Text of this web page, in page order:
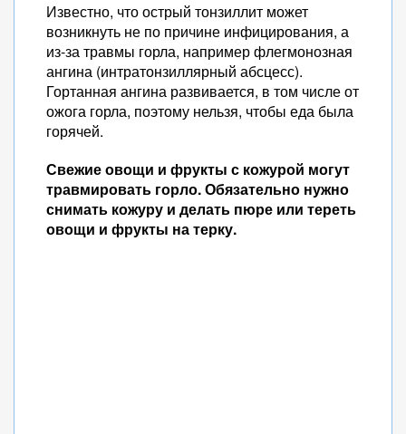
Известно, что острый тонзиллит может
возникнуть не по причине инфицирования, а
из-за травмы горла, например флегмонозная
ангина (интратонзиллярный абсцесс).
Гортанная ангина развивается, в том числе от
ожога горла, поэтому нельзя, чтобы еда была
горячей.
Свежие овощи и фрукты с кожурой могут
травмировать горло. Обязательно нужно
снимать кожуру и делать пюре или тереть
овощи и фрукты на терку.